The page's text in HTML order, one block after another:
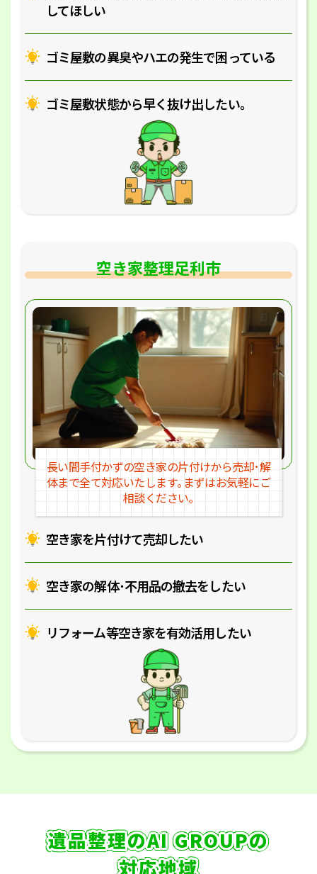
してほしい
ゴミ屋敷の異臭やハエの発生で困っている
ゴミ屋敷状態から早く抜け出したい｡
空き家整理足利市
空き家を片付けて売却したい
空き家の解体･不用品の撤去をしたい
リフォーム等空き家を有効活用したい
長い間手付かずの空き家の片付けから売却･解
体まで全て対応いたします｡ まずはお気軽にご
相談ください｡
遺品整理のAI GROUPの
対応地域